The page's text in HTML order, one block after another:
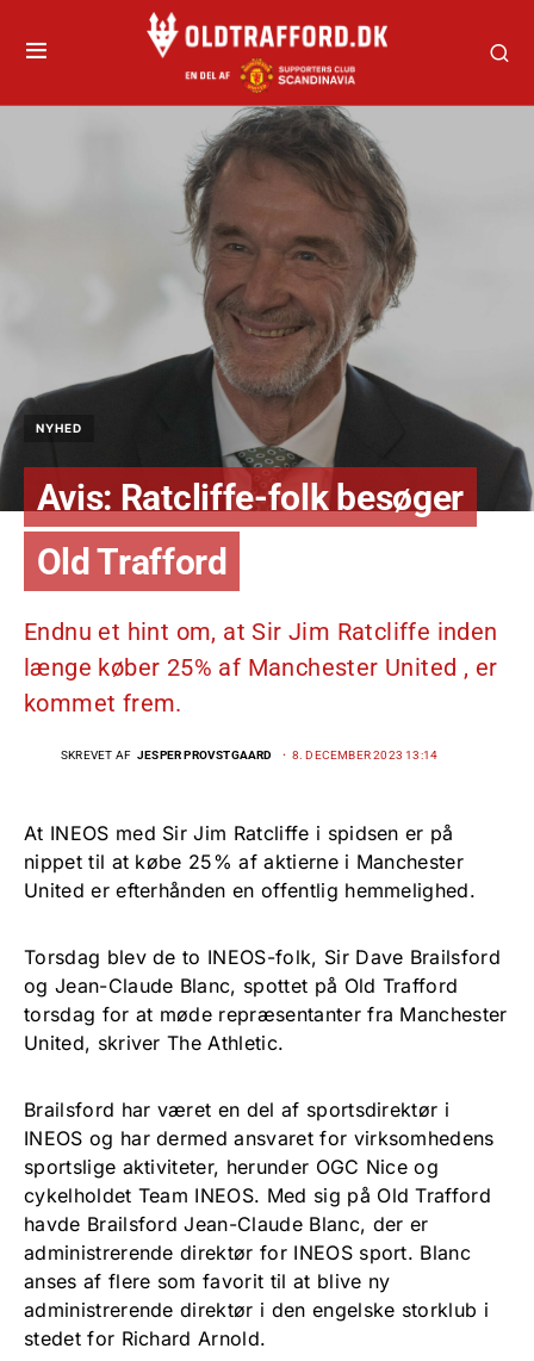
NYHED
Avis: Ratcliffe-folk besøger
Old Trafford
Endnu et hint om, at Sir Jim Ratcliffe inden
længe køber 25% af Manchester United , er
kommet frem.
SKREVET AF JESPER PROVSTGAARD 8. DECEMBER 2023 13:14
At INEOS med Sir Jim Ratcliffe i spidsen er på
nippet til at købe 25% af aktierne i Manchester
United er efterhånden en offentlig hemmelighed.
Torsdag blev de to INEOS-folk, Sir Dave Brailsford
og Jean-Claude Blanc, spottet på Old Trafford
torsdag for at møde repræsentanter fra Manchester
United, skriver The Athletic.
Brailsford har været en del af sportsdirektør i
INEOS og har dermed ansvaret for virksomhedens
sportslige aktiviteter, herunder OGC Nice og
cykelholdet Team INEOS. Med sig på Old Trafford
havde Brailsford Jean-Claude Blanc, der er
administrerende direktør for INEOS sport. Blanc
anses af flere som favorit til at blive ny
administrerende direktør i den engelske storklub i
stedet for Richard Arnold.